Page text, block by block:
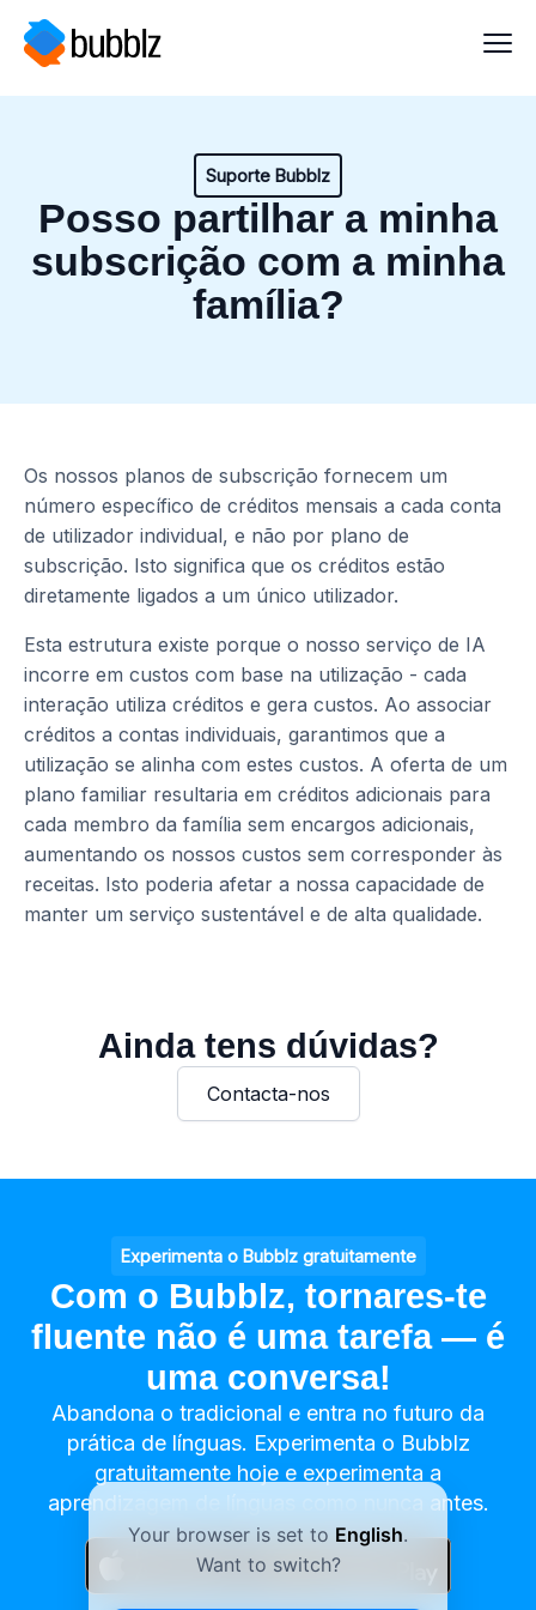
Suporte Bubblz
Posso partilhar a minha
subscrição com a minha
família?
Os nossos planos de subscrição fornecem um
número específico de créditos mensais a cada conta
de utilizador individual, e não por plano de
subscrição. Isto significa que os créditos estão
diretamente ligados a um único utilizador.
Esta estrutura existe porque o nosso serviço de IA
incorre em custos com base na utilização - cada
interação utiliza créditos e gera custos. Ao associar
créditos a contas individuais, garantimos que a
utilização se alinha com estes custos. A oferta de um
plano familiar resultaria em créditos adicionais para
cada membro da família sem encargos adicionais,
aumentando os nossos custos sem corresponder às
receitas. Isto poderia afetar a nossa capacidade de
manter um serviço sustentável e de alta qualidade.
Ainda tens dúvidas?
Contacta-nos
Experimenta o Bubblz gratuitamente
Com o Bubblz, tornares-te
fluente não é uma tarefa — é
uma conversa!
Abandona o tradicional e entra no futuro da
prática de línguas. Experimenta o Bubblz
gratuitamente hoje e experimenta a
aprendizagem de línguas como nunca antes.
Your browser is set to English.
Want to switch?